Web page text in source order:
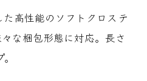
高性能のソフトクロステ
な梱包形態に対応。長さ